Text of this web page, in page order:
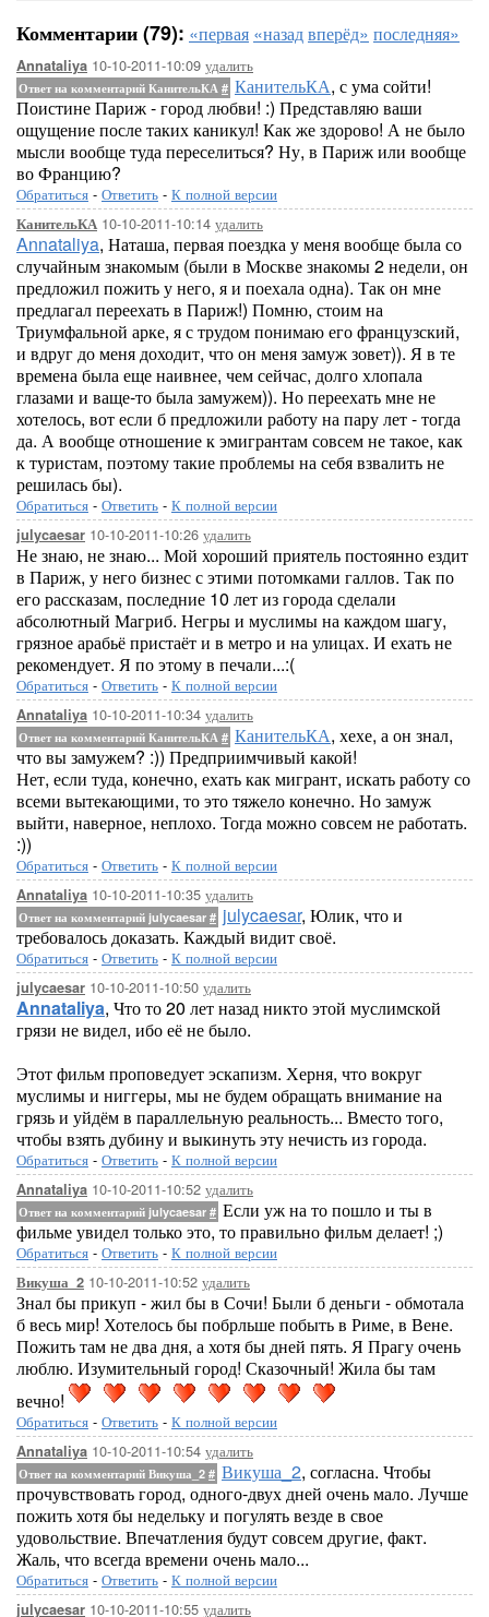
Комментарии (79): «первая «назадвперёд» последняя»
Annataliya 10-10-2011-10:09 удалить
Ответ на комментарий КанительКА # КанительКА, с ума сойти!
Поистине Париж - город любви! :) Представляю ваши
ощущение после таких каникул! Как же здорово! А не было
мысли вообще туда переселиться? Ну, в Париж или вообще
во Францию?
Обратиться - Ответить - К полной версии
КанительКА 10-10-2011-10:14 удалить
Annataliya, Наташа, первая поездка у меня вообще была со
случайным знакомым (были в Москве знакомы 2 недели, он
предложил пожить у него, я и поехала одна). Так он мне
предлагал переехать в Париж!) Помню, стоим на
Триумфальной арке, я с трудом понимаю его французский,
и вдруг до меня доходит, что он меня замуж зовет)). Я в те
времена была еще наивнее, чем сейчас, долго хлопала
глазами и ваще-то была замужем)). Но переехать мне не
хотелось, вот если б предложили работу на пару лет - тогда
да. А вообще отношение к эмигрантам совсем не такое, как
к туристам, поэтому такие проблемы на себя взвалить не
решилась бы).
Обратиться - Ответить - К полной версии
julycaesar 10-10-2011-10:26 удалить
Не знаю, не знаю... Мой хороший приятель постоянно ездит
в Париж, у него бизнес с этими потомками галлов. Так по
его рассказам, последние 10 лет из города сделали
абсолютный Магриб. Негры и муслимы на каждом шагу,
грязное арабьё пристаёт и в метро и на улицах. И ехать не
рекомендует. Я по этому в печали...:(
Обратиться - Ответить - К полной версии
Annataliya 10-10-2011-10:34 удалить
Ответ на комментарий КанительКА # КанительКА, хехе, а он знал,
что вы замужем? :)) Предприимчивый какой!
Нет, если туда, конечно, ехать как мигрант, искать работу со
всеми вытекающими, то это тяжело конечно. Но замуж
выйти, наверное, неплохо. Тогда можно совсем не работать.
:))
Обратиться - Ответить - К полной версии
Annataliya 10-10-2011-10:35 удалить
Ответ на комментарий julycaesar # julycaesar, Юлик, что и
требовалось доказать. Каждый видит своё.
Обратиться - Ответить - К полной версии
julycaesar 10-10-2011-10:50 удалить
Annataliya, Что то 20 лет назад никто этой муслимской
грязи не видел, ибо её не было.
Этот фильм проповедует эскапизм. Херня, что вокруг
муслимы и ниггеры, мы не будем обращать внимание на
грязь и уйдём в параллельную реальность... Вместо того,
чтобы взять дубину и выкинуть эту нечисть из города.
Обратиться - Ответить - К полной версии
Annataliya 10-10-2011-10:52 удалить
Ответ на комментарий julycaesar # Если уж на то пошло и ты в
фильме увидел только это, то правильно фильм делает! ;)
Обратиться - Ответить - К полной версии
Викуша_2 10-10-2011-10:52 удалить
Знал бы прикуп - жил бы в Сочи! Были б деньги - обмотала
б весь мир! Хотелось бы побрльше побыть в Риме, в Вене.
Пожить там не два дня, а хотя бы дней пять. Я Прагу очень
люблю. Изумительный город! Сказочный! Жила бы там
вечно!
Обратиться - Ответить - К полной версии
Annataliya 10-10-2011-10:54 удалить
Ответ на комментарий Викуша_2 # Викуша_2, согласна. Чтобы
прочувствовать город, одного-двух дней очень мало. Лучше
пожить хотя бы недельку и погулять везде в свое
удовольствие. Впечатления будут совсем другие, факт.
Жаль, что всегда времени очень мало...
Обратиться - Ответить - К полной версии
julycaesar 10-10-2011-10:55 удалить